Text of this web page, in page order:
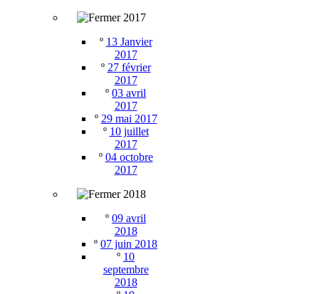
2017
º 13 Janvier
2017
º 27 février
2017
º 03 avril
2017
º 29 mai 2017
º 10 juillet
2017
º 04 octobre
2017
2018
º 09 avril
2018
º 07 juin 2018
º 10
septembre
2018